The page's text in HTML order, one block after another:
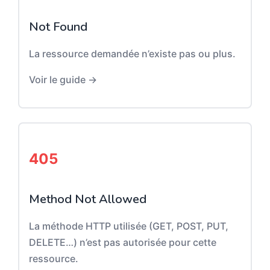
Not Found
La ressource demandée n’existe pas ou plus.
Voir le guide →
405
Method Not Allowed
La méthode HTTP utilisée (GET, POST, PUT,
DELETE…) n’est pas autorisée pour cette
ressource.